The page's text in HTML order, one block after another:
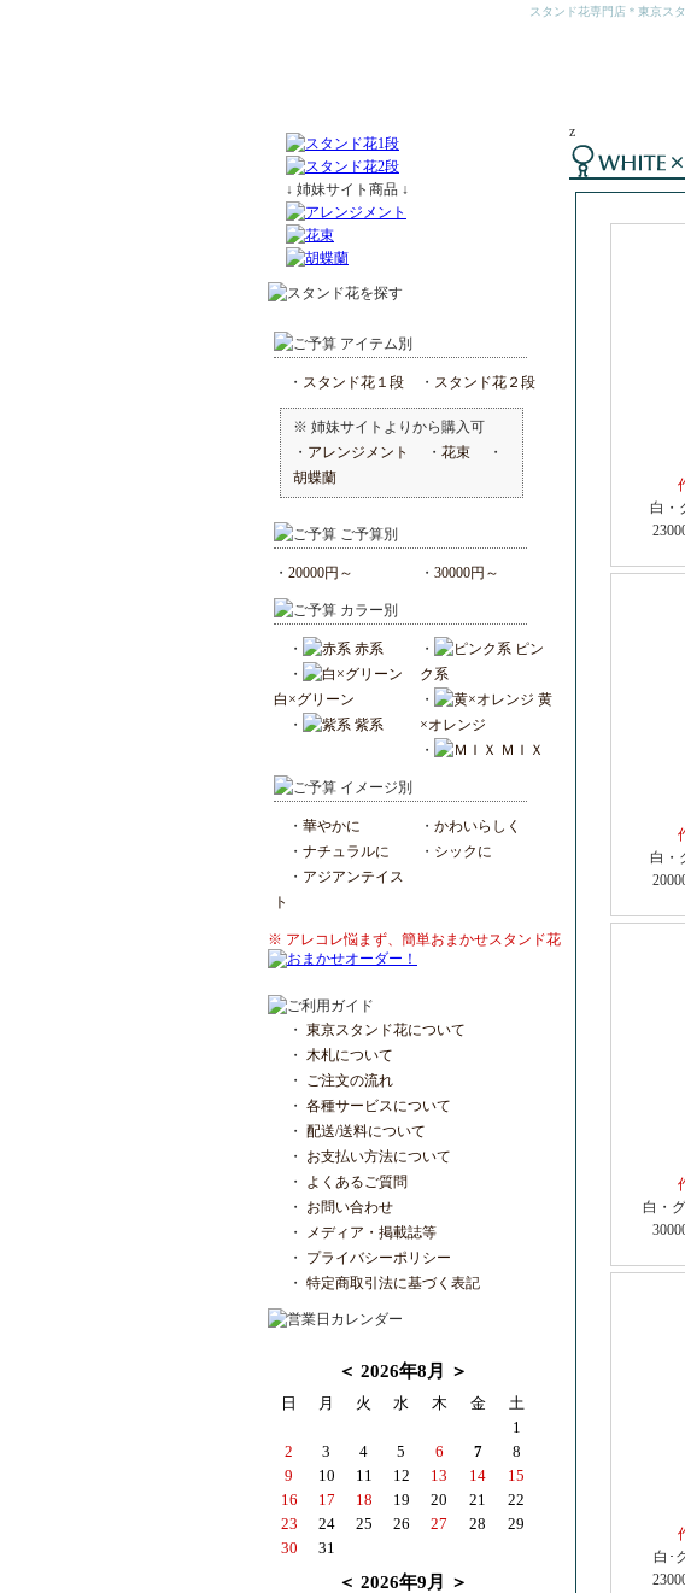
スタンド花専門店＊東京ス
z
白・
白・
白・
白･
↓ 姉妹サイト商品 ↓
アイテム別
・ スタンド花１段 ・ スタンド花２段
※ 姉妹サイトよりから購入可
・ アレンジメント ・ 花束 ・
胡蝶蘭
ご予算別
・ 20000円～ ・ 30000円～
カラー別
・
赤系
・
白×グリーン
・
紫系
・
ピン
ク系
・
黄
×オレンジ
・
ＭＩＸ
イメージ別
・ 華やかに
・ ナチュラルに
・ アジアンテイス
ト
・ かわいらしく
・ シックに
※ アレコレ悩まず、簡単おまかせスタンド花
・ 東京スタンド花について
・ 木札について
・ ご注文の流れ
・ 各種サービスについて
・ 配送/送料について
・ お支払い方法について
・ よくあるご質問
・ お問い合わせ
・
メディア・掲載誌等
・ プライバシーポリシー
・ 特定商取引法に基づく表記
＜ 2026年8月 ＞
日 月 火 水 木 金
土
1
2
3 4 5 6 7
8
9
10 11 12 13 14
15
16
17 18 19 20 21
22
23
24 25 26 27 28
29
30
31
＜ 2026年9月 ＞